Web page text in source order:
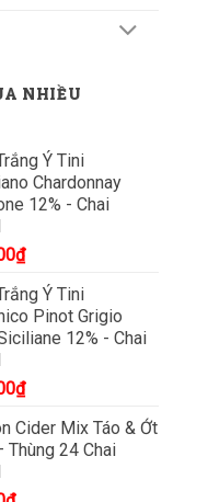
NHIỀU
Ý Tini
Chardonnay
12% - Chai
₫
Ý Tini
Pinot Grigio
12% - Chai
₫
Cider Mix Táo & Ớt
Thùng 24 Chai